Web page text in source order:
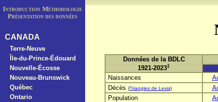
Introduction Méthodologie
Présentation des données
CANADA
Terre-Neuve
Île-du-Prince-Édouard
Nouvelle-Écosse
Nouveau-Brunswick
Québec
Ontario
Données de la BDLC
1921-2023‡
Naissances
Décès (Triangles de Lexis)
Population